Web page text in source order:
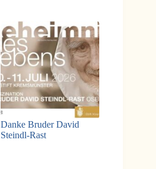
Danke Bruder David
Steindl-Rast